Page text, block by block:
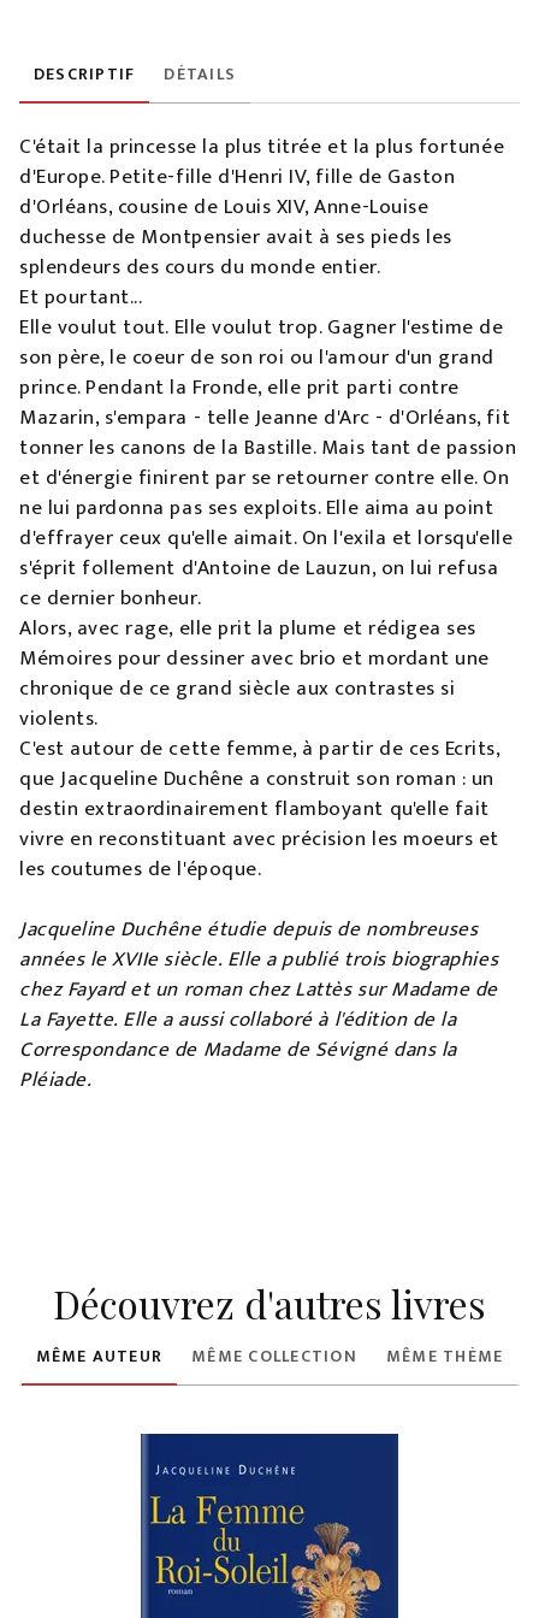
DESCRIPTIF DÉTAILS
C'était la princesse la plus titrée et la plus fortunée
d'Europe. Petite-fille d'Henri IV, fille de Gaston
d'Orléans, cousine de Louis XIV, Anne-Louise
duchesse de Montpensier avait à ses pieds les
splendeurs des cours du monde entier.
Et pourtant...
Elle voulut tout. Elle voulut trop. Gagner l'estime de
son père, le coeur de son roi ou l'amour d'un grand
prince. Pendant la Fronde, elle prit parti contre
Mazarin, s'empara - telle Jeanne d'Arc - d'Orléans, fit
tonner les canons de la Bastille. Mais tant de passion
et d'énergie finirent par se retourner contre elle. On
ne lui pardonna pas ses exploits. Elle aima au point
d'effrayer ceux qu'elle aimait. On l'exila et lorsqu'elle
s'éprit follement d'Antoine de Lauzun, on lui refusa
ce dernier bonheur.
Alors, avec rage, elle prit la plume et rédigea ses
Mémoires pour dessiner avec brio et mordant une
chronique de ce grand siècle aux contrastes si
violents.
C'est autour de cette femme, à partir de ces Ecrits,
que Jacqueline Duchêne a construit son roman : un
destin extraordinairement flamboyant qu'elle fait
vivre en reconstituant avec précision les moeurs et
les coutumes de l'époque.
Jacqueline Duchêne étudie depuis de nombreuses
années le XVIIe siècle. Elle a publié trois biographies
chez Fayard et un roman chez Lattès sur Madame de
La Fayette. Elle a aussi collaboré à l'édition de la
Correspondance de Madame de Sévigné dans la
Pléiade.
Découvrez d'autres livres
MÊME AUTEUR MÊME COLLECTION MÊME THÈME